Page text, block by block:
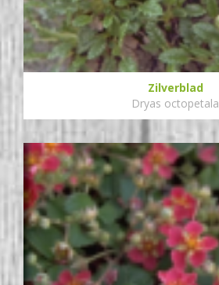
Zilverblad
Dryas octopetala